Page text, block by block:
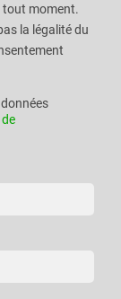
tout moment.
la légalité du